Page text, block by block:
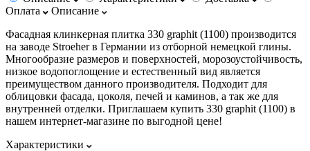
Оплата
Описание
Фасадная клинкерная плитка 330 graphit (1100) производится
на заводе Stroeher в Германии из отборной немецкой глины.
Многообразие размеров и поверхностей, морозоустойчивость,
низкое водопоглощение и естественный вид является
преимуществом данного производителя. Подходит для
облицовки фасада, цоколя, печей и каминов, а так же для
внутренней отделки. Приглашаем купить 330 graphit (1100) в
нашем интернет-магазине по выгодной цене!
Характеристики